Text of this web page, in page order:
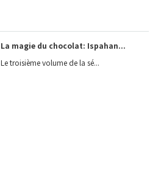
La magie du chocolat: Ispahan...
Le troisième volume de la sé...